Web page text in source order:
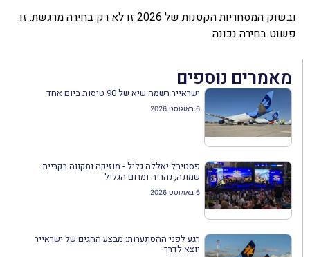
ובשוק המסחריות הקטנות של 2026 זו לא רק בחירה מרגשת. זו
פשוט בחירה נכונה.
מאמרים נוספים
ישראייר רשמה שיא של 90 טיסות ביום אחד
6 באוגוסט 2026
פסטיבל יאללה גליל - מוזיקה ותקווה בקריית
שמונה, נהריה ומרום הגליל
6 באוגוסט 2026
רגע לפני ההסתערות: מבצע החגים של ישראייר
יוצא לדרך